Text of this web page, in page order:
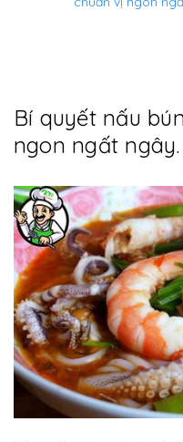
Bí quyết nấu
ngon ngất